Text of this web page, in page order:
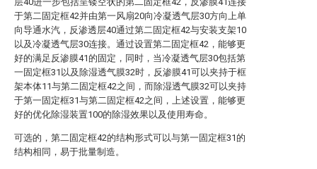
于第二固定框42并由第一风扇20向冷凝透气层30方向上单
向导通水汽，反渗透层40通过第二固定框42与安装支架10
以及冷凝透气层30连接。通过设置第二固定框42，能够更
好的满足反渗膜41的固定，同时，当冷凝透气层30包括第
一固定框31以及除湿透气膜32时，反渗膜41可以夹持于框
架本体11与第二固定框42之间，而除湿透气膜32可以夹持
于第一固定框31与第二固定框42之间，上述设置，能够更
好的优化除湿装置100的除湿效果以及使用寿命。
可选的，第二固定框42的结构形式可以与第一固定框31的
结构相同，易于批量制造。